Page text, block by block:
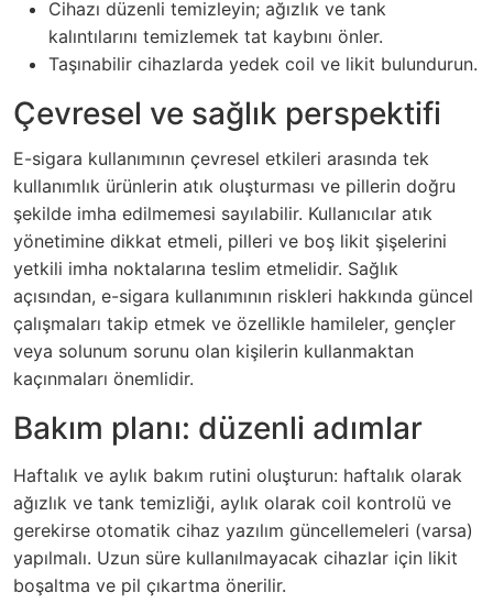
Cihazı düzenli temizleyin; ağızlık ve tank
kalıntılarını temizlemek tat kaybını önler.
Taşınabilir cihazlarda yedek coil ve likit bulundurun.
Çevresel ve sağlık perspektifi
E-sigara kullanımının çevresel etkileri arasında tek
kullanımlık ürünlerin atık oluşturması ve pillerin doğru
şekilde imha edilmemesi sayılabilir. Kullanıcılar atık
yönetimine dikkat etmeli, pilleri ve boş likit şişelerini
yetkili imha noktalarına teslim etmelidir. Sağlık
açısından, e-sigara kullanımının riskleri hakkında güncel
çalışmaları takip etmek ve özellikle hamileler, gençler
veya solunum sorunu olan kişilerin kullanmaktan
kaçınmaları önemlidir.
Bakım planı: düzenli adımlar
Haftalık ve aylık bakım rutini oluşturun: haftalık olarak
ağızlık ve tank temizliği, aylık olarak coil kontrolü ve
gerekirse otomatik cihaz yazılım güncellemeleri (varsa)
yapılmalı. Uzun süre kullanılmayacak cihazlar için likit
boşaltma ve pil çıkartma önerilir.